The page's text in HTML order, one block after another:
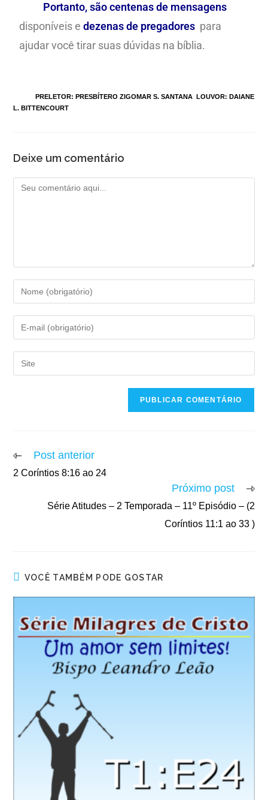
Portanto, são centenas de mensagens
disponíveis edezenas de pregadores para
ajudar você tirar suas dúvidas na bíblia.
PRELETOR: PRESBÍTERO ZIGOMAR S. SANTANA
LOUVOR: DAIANE
L. BITTENCOURT
Deixe um comentário
Post anterior
2 Coríntios 8:16 ao 24
Próximo post
Série Atitudes – 2 Temporada – 11º Episódio – (2
Coríntios 11:1 ao 33 )
VOCÊ TAMBÉM PODE GOSTAR